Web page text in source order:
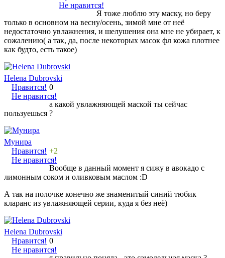
Не нравится!
Я тоже люблю эту маску, но беру
только в основном на весну/осень, зимой мне от неё
недостаточно увлажнения, и шелушения она мне не убирает, к
сожалению( а так, да, после некоторых масок фл кожа плотнее
как будто, есть такое)
Helena Dubrovski
Нравится!
Не нравится!
0
а какой увлажняющей маской ты сейчас
пользуешься ?
Мунира
Нравится!
Не нравится!
+2
Вообще в данный момент я сижу в авокадо с
лимонным соком и оливковым маслом :D
А так на полочке конечно же знаменитый синий тюбик
кларанс из увлажняющей серии, куда я без неё)
Helena Dubrovski
Нравится!
Не нравится!
0